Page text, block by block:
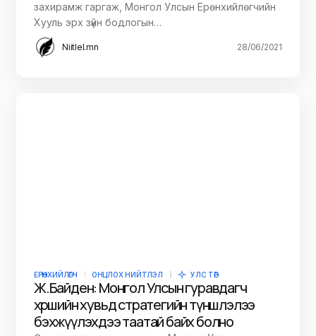
захирамж гаргаж, Монгол Улсын Ерөнхийлөгчийн
Хууль эрх зүйн бодлогын…
Niitlel.mn 28/06/2021
ЕРӨНХИЙЛӨГЧ ОНЦЛОХ НИЙТЛЭЛ УЛС ТӨР
Ж.Байден: Монгол Улсын гуравдагч
хөршийн хувьд стратегийн түншлэлээ
бэхжүүлэхдээ таатай байх болно